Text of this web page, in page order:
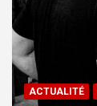
ACTUALITÉ